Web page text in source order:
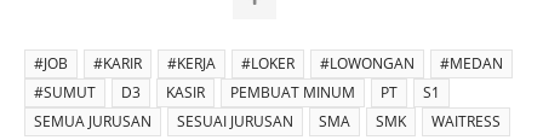
#JOB #KARIR #KERJA #LOKER #LOWONGAN
#MEDAN
#SUMUT
D3 KASIR PEMBUAT MINUM PT
S1
SEMUA JURUSAN
SESUAI JURUSAN SMA SMK WAITRESS